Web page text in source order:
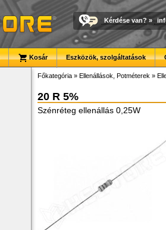
Kérdése van? »
Kosár Eszközök, szolgáltatások
Főkategória » Ellenállások, Potméterek »
20 R 5%
Szénréteg ellenállás 0,25W